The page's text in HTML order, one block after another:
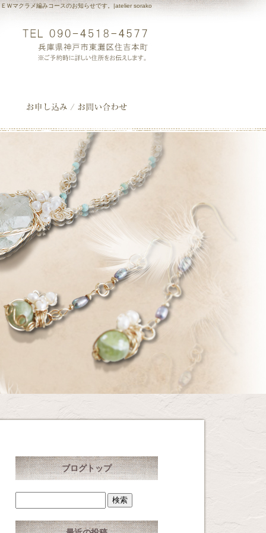
Ｗマクラメ編みコースのお知らせです。|atelier sorako
ブログトップ